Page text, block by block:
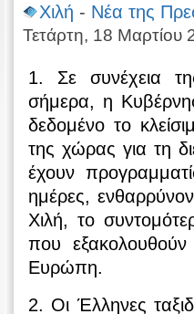
Χιλή - Νέα της
Τετάρτη, 18 Μαρτίου
1. Σε συνέχεια
σήμερα, η
δεδομένο το
της χώρας για τη
έχουν
ημέρες,
Χιλή, το
που
Ευρώπη.
2. Οι Έλληνες